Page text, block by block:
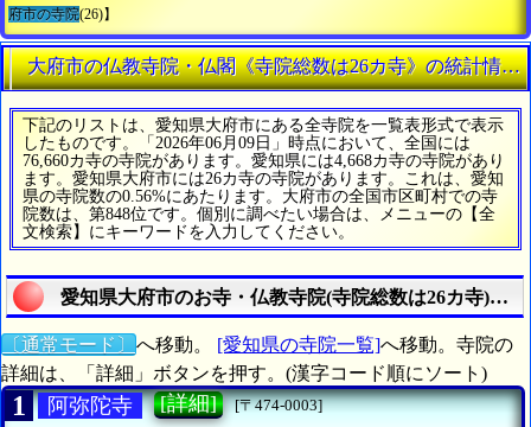
府市の寺院(26)】
大府市の仏教寺院・仏閣《寺院総数は26カ寺》の統計情報
下記のリストは、愛知県大府市にある全寺院を一覧表形式で表示
したものです。「2026年06月09日」時点において、全国には
76,660カ寺の寺院があります。愛知県には4,668カ寺の寺院があり
ます。愛知県大府市には26カ寺の寺院があります。これは、愛知
県の寺院数の0.56%にあたります。大府市の全国市区町村での寺
院数は、第848位です。個別に調べたい場合は、メニューの【全
文検索】にキーワードを入力してください。
愛知県大府市のお寺・仏教寺院(寺院総数は26カ寺)の
〔通常モード〕 へ移動。 [愛知県の寺院一覧]へ移動。寺院の
詳細は、「詳細」ボタンを押す。(漢字コード順にソート)
1 阿弥陀寺 [詳細]
[〒474-0003]